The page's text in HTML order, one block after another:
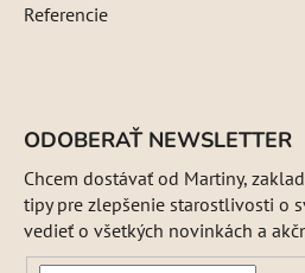
Referencie
ODOBERAŤ NEWSLETTER
Chcem dostávať od Martiny,
tipy pre zlepšenie starostlivosti o
vedieť o všetkých novinkách a